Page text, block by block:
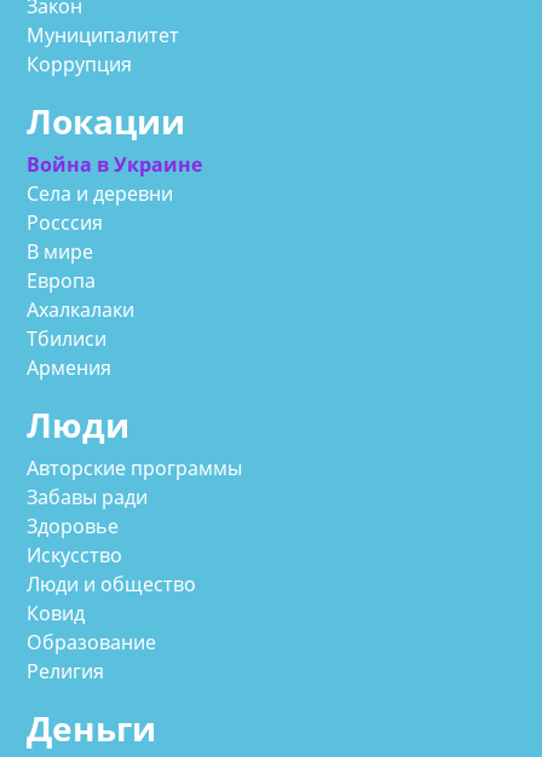
Закон
Муниципалитет
Коррупция
Локации
Война в Украине
Села и деревни
Росссия
В мире
Европа
Ахалкалаки
Тбилиси
Армения
Люди
Авторские программы
Забавы ради
Здоровье
Искусство
Люди и общество
Ковид
Образование
Религия
Деньги